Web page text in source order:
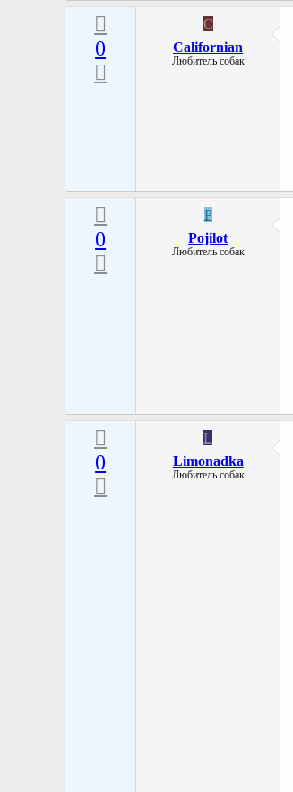
0
C
Californian
Любитель собак
0
P
Pojilot
Любитель собак
0
L
Limonadka
Любитель собак